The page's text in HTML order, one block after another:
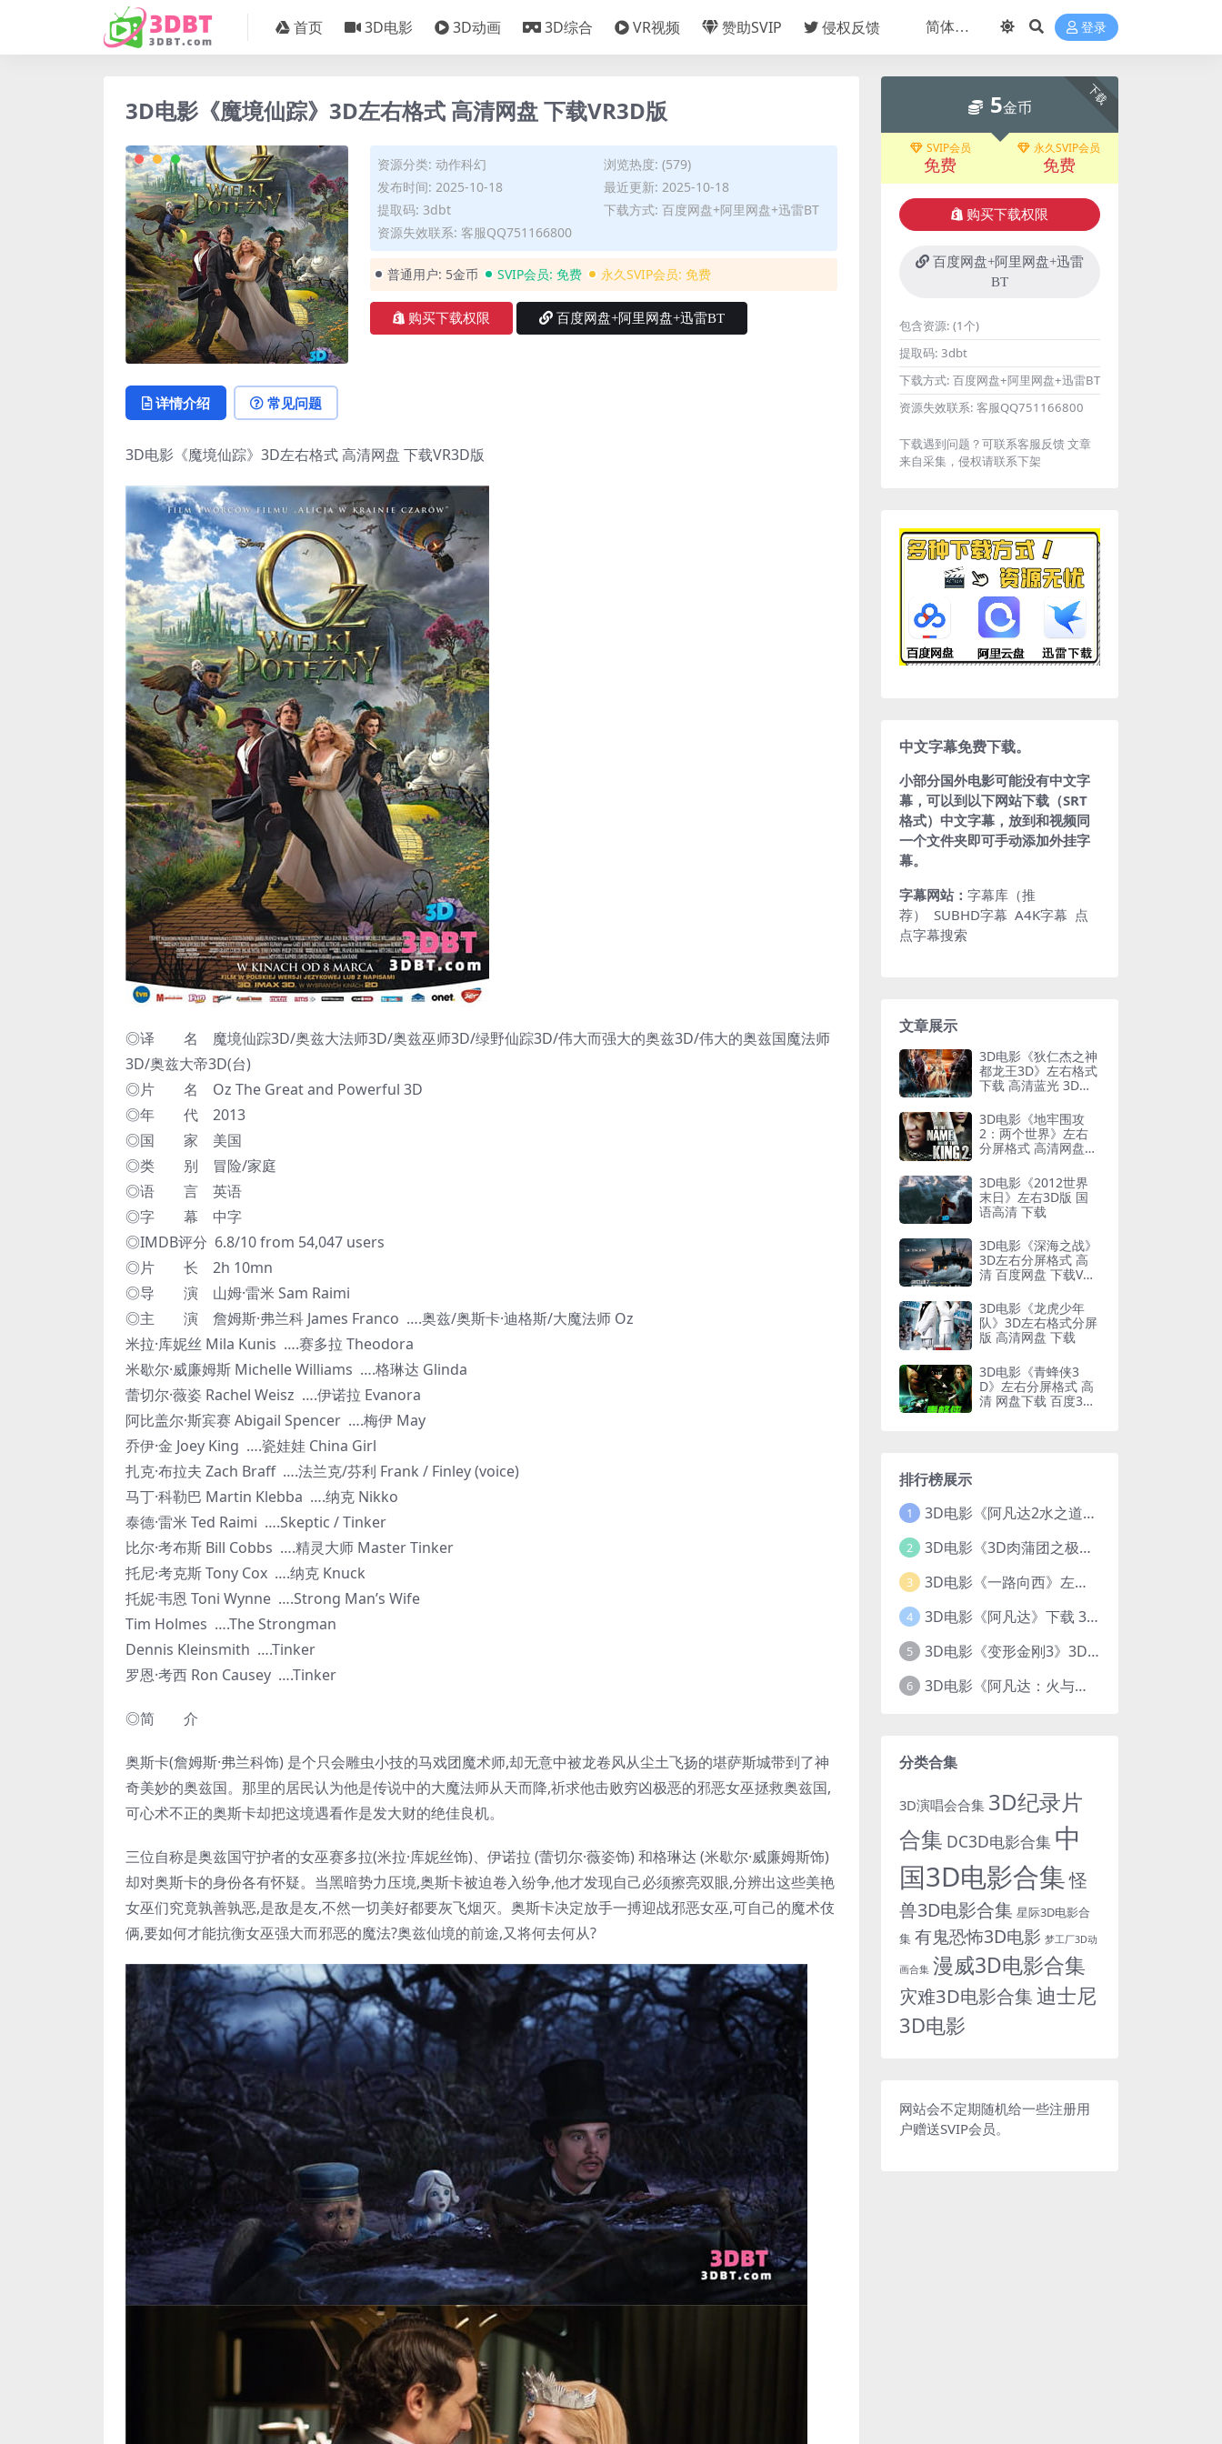
首页 3D电影 3D动画 3D综合 VR视频 赞助SVIP 侵权反馈 登录
3D电影《魔境仙踪》3D左右格式 高清网盘 下载VR3D版
资源分类: 动作科幻
浏览热度: (579)
发布时间: 2025-10-18
最近更新: 2025-10-18
提取码: 3dbt
下载方式: 百度网盘+阿里网盘+迅雷BT
资源失效联系: 客服QQ751166800
普通用户: 5金币 SVIP会员: 免费 永久SVIP会员: 免费
购买下载权限 百度网盘+阿里网盘+迅雷BT
详情介绍 常见问题
3D电影《魔境仙踪》3D左右格式 高清网盘 下载VR3D版
◎译 名 魔境仙踪3D/奥兹大法师3D/奥兹巫师3D/绿野仙踪3D/伟大而强大的奥兹3D/伟大的奥兹国魔法师
3D/奥兹大帝3D(台)
◎片 名 Oz The Great and Powerful 3D
◎年 代 2013
◎国 家 美国
◎类 别 冒险/家庭
◎语 言 英语
◎字 幕 中字
◎IMDB评分 6.8/10 from 54,047 users
◎片 长 2h 10mn
◎导 演 山姆·雷米 Sam Raimi
◎主 演 詹姆斯·弗兰科 James Franco ….奥兹/奥斯卡·迪格斯/大魔法师 Oz
米拉·库妮丝 Mila Kunis ….赛多拉 Theodora
米歇尔·威廉姆斯 Michelle Williams ….格琳达 Glinda
蕾切尔·薇姿 Rachel Weisz ….伊诺拉 Evanora
阿比盖尔·斯宾赛 Abigail Spencer ….梅伊 May
乔伊·金 Joey King ….瓷娃娃 China Girl
扎克·布拉夫 Zach Braff ….法兰克/芬利 Frank / Finley (voice)
马丁·科勒巴 Martin Klebba ….纳克 Nikko
泰德·雷米 Ted Raimi ….Skeptic / Tinker
比尔·考布斯 Bill Cobbs ….精灵大师 Master Tinker
托尼·考克斯 Tony Cox ….纳克 Knuck
托妮·韦恩 Toni Wynne ….Strong Man’s Wife
Tim Holmes ….The Strongman
Dennis Kleinsmith ….Tinker
罗恩·考西 Ron Causey ….Tinker
◎简 介
奥斯卡(詹姆斯·弗兰科饰) 是个只会雕虫小技的马戏团魔术师,却无意中被龙卷风从尘土飞扬的堪萨斯城带到了神
奇美妙的奥兹国。那里的居民认为他是传说中的大魔法师从天而降,祈求他击败穷凶极恶的邪恶女巫拯救奥兹国,
可心术不正的奥斯卡却把这境遇看作是发大财的绝佳良机。
三位自称是奥兹国守护者的女巫赛多拉(米拉·库妮丝饰)、伊诺拉 (蕾切尔·薇姿饰) 和格琳达 (米歇尔·威廉姆斯饰)
却对奥斯卡的身份各有怀疑。当黑暗势力压境,奥斯卡被迫卷入纷争,他才发现自己必须擦亮双眼,分辨出这些美艳
女巫们究竟孰善孰恶,是敌是友,不然一切美好都要灰飞烟灭。奥斯卡决定放手一搏迎战邪恶女巫,可自己的魔术伎
俩,要如何才能抗衡女巫强大而邪恶的魔法?奥兹仙境的前途,又将何去何从?
下载
5金币
SVIP会员
免费
永久SVIP会员
免费
购买下载权限
百度网盘+阿里网盘+迅雷
BT
包含资源: (1个)
提取码: 3dbt
下载方式: 百度网盘+阿里网盘+迅雷BT
资源失效联系: 客服QQ751166800
下载遇到问题？可联系客服反馈 文章
来自采集，侵权请联系下架
中文字幕免费下载。
小部分国外电影可能没有中文字
幕，可以到以下网站下载（SRT
格式）中文字幕，放到和视频同
一个文件夹即可手动添加外挂字
幕。
字幕网站： 字幕库（推
荐）
SUBHD字幕 A4K字幕 点
点字幕搜索
文章展示
3D电影《狄仁杰之神
都龙王3D》左右格式
下载 高清蓝光 3D版
3D电影《地牢围攻
2：两个世界》左右
分屏格式 高清网盘
3D电影《2012世界
末日》左右3D版 国
语高清 下载
3D电影《深海之战》
3D左右分屏格式 高
清 百度网盘 下载VR
3D电影《龙虎少年
队》3D左右格式分屏
版 高清网盘 下载
3D电影《青蜂侠3
D》左右分屏格式 高
清 网盘下载 百度3DV
排行榜展示
1 3D电影《阿凡达2水之道》3D左右格式 高清蓝光原盘 网盘下载 中文配音 4K3DVR电影
2 3D电影《3D肉蒲团之极乐宝鉴》下载 全球首部3D限制级电影 网盘下载
3 3D电影《一路向西》左右格式 3D版 高清 网盘 下载
4 3D电影《阿凡达》下载 3D左右格式 加长版 网盘下载
5 3D电影《变形金刚3》3D左右格式 高清蓝光 百度网盘+迅雷 下载 出屏国配字幕.国英双语
6 3D电影《阿凡达：火与烬》3D 4K Avatar：Fire and Ash 3D 左右格式 高清4K 电影 下载
分类合集
3D演唱会合集 3D纪录片
合集 DC3D电影合集 中
国3D电影合集怪
兽3D电影合集 星际3D电影合
集 有鬼恐怖3D电影 梦工厂3D动
画合集 漫威3D电影合集
灾难3D电影合集迪士尼
3D电影
网站会不定期随机给一些注册用
户赠送SVIP会员。